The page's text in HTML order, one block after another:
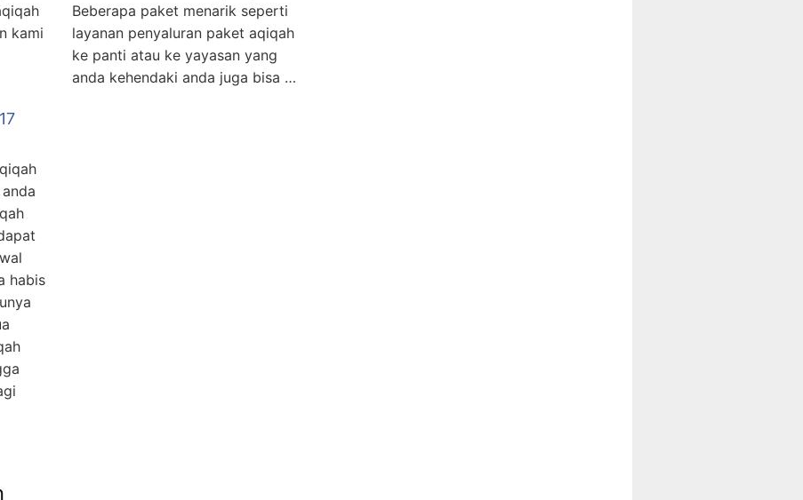
kami
Beberapa paket menarik seperti
layanan penyaluran paket aqiqah
ke panti atau ke yayasan yang
anda kehendaki anda juga bisa …
habis